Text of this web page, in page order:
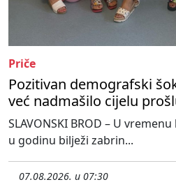
Priče
Pozitivan demografski
već nadmašilo cijelu
SLAVONSKI BROD – U
u godinu bilježi zabrin...
07.08.2026. u 07:30